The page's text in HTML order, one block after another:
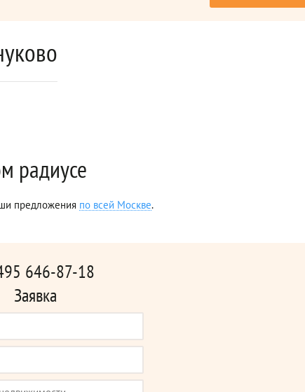
радиусе
предложения по всей Москве.
646-87-18
Заявка